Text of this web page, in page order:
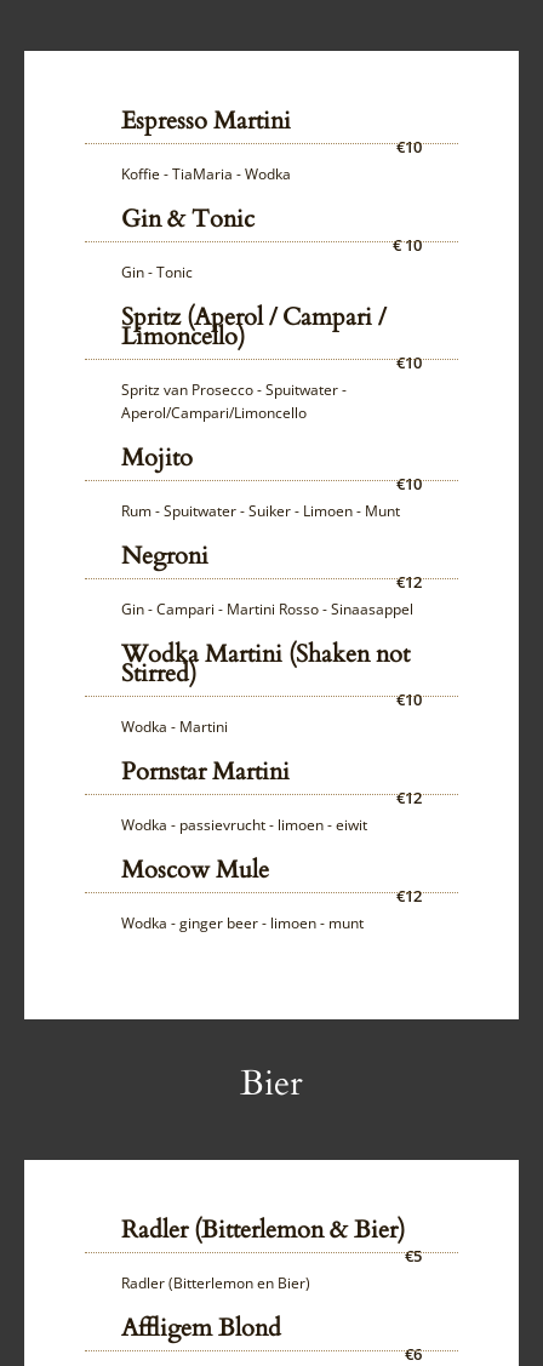
Espresso Martini
€10
Koffie - TiaMaria - Wodka
Gin & Tonic
€ 10
Gin - Tonic
Spritz (Aperol / Campari /
Limoncello)
€10
Spritz van Prosecco - Spuitwater -
Aperol/Campari/Limoncello
Mojito
€10
Rum - Spuitwater - Suiker - Limoen - Munt
Negroni
€12
Gin - Campari - Martini Rosso - Sinaasappel
Wodka Martini (Shaken not
Stirred)
€10
Wodka - Martini
Pornstar Martini
€12
Wodka - passievrucht - limoen - eiwit
Moscow Mule
€12
Wodka - ginger beer - limoen - munt
Bier
Radler (Bitterlemon & Bier)
€5
Radler (Bitterlemon en Bier)
Affligem Blond
€6